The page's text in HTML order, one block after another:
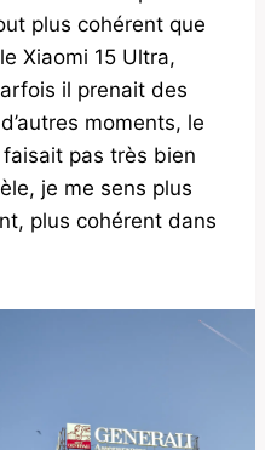
plus cohérent que
Xiaomi 15 Ultra,
il prenait des
moments, le
pas très bien
je me sens plus
plus cohérent dans